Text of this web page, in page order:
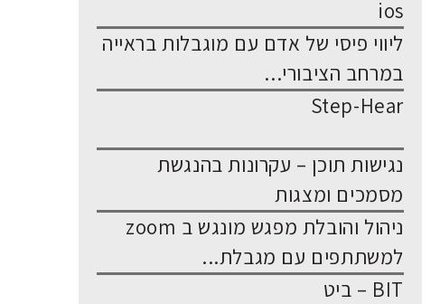
ios
ליווי פיסי של אדם עם מוגבלות בראייה
במרחב הציבורי...
Step-Hear
נגישות תוכן – עקרונות בהנגשת
מסמכים ומצגות
ניהול והובלת מפגש מונגש ב zoom
למשתתפים עם מגבלת...
BIT – ביט